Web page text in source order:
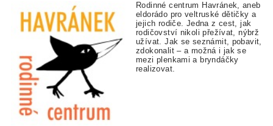
Rodinné centrum Havránek, aneb
eldorádo pro veltruské dětičky a
jejich rodiče. Jedna z cest, jak
rodičovství nikoli přežívat, nýbrž
užívat. Jak se seznámit, pobavit,
zdokonalit – a možná i jak se
mezi plenkami a bryndáčky
realizovat.